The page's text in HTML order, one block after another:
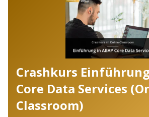
Crashkurs
Core Data Services
Classroom)